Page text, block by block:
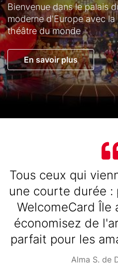
Text
Bienvenue dans le palais
moderne d'Europe avec
théâtre du monde
ButtonEn savoir plus
Text
Tous ceux qui
une courte durée :
WelcomeCard Île
économisez de
parfait pour les
Alma S. de